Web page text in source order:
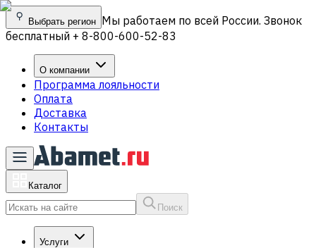
Выбрать регион Мы работаем по всей России. Звонок
бесплатный + 8-800-600-52-83
О компании
Программа лояльности
Оплата
Доставка
Контакты
Каталог
Поиск
Услуги